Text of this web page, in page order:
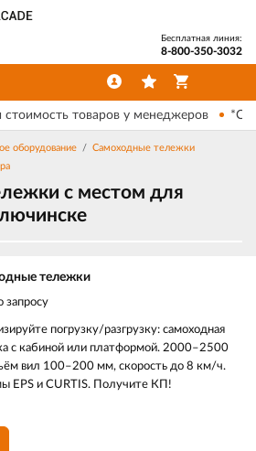
Бесплатная линия:
8-800-350-3032
стоимость товаров у менеджеров
оборудование
Самоходные тележки
с местом для
тележки
запросу
погрузку/разгрузку: самоходная
с кабиной или платформой. 2000–2500
вил 100–200 мм, скорость до 8 км/ч.
EPS и CURTIS. Получите КП!